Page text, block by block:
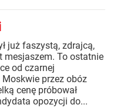
już faszystą, zdrajcą,
mesjaszem. To ostatnie
od czarnej
przez obóz
cenę próbował
opozycji do...